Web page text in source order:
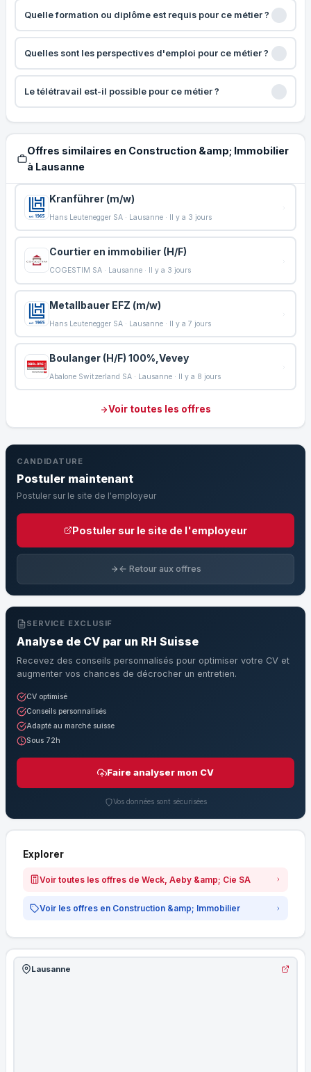
Quelle formation ou diplôme est requis pour ce métier ?
Quelles sont les perspectives d'emploi pour ce métier ?
Le télétravail est-il possible pour ce métier ?
Offres similaires en Construction &amp; Immobilier
à Lausanne
Kranführer (m/w)
Hans Leutenegger SA · Lausanne · Il y a 3 jours
Courtier en immobilier (H/F)
COGESTIM SA · Lausanne · Il y a 3 jours
Metallbauer EFZ (m/w)
Hans Leutenegger SA · Lausanne · Il y a 7 jours
Boulanger (H/F) 100%,Vevey
Abalone Switzerland SA · Lausanne · Il y a 8 jours
Voir toutes les offres
CANDIDATURE
Postuler maintenant
Postuler sur le site de l'employeur
Postuler sur le site de l'employeur
← Retour aux offres
SERVICE EXCLUSIF
Analyse de CV par un RH Suisse
Recevez des conseils personnalisés pour optimiser votre CV et
augmenter vos chances de décrocher un entretien.
CV optimisé
Conseils personnalisés
Adapté au marché suisse
Sous 72h
Faire analyser mon CV
Vos données sont sécurisées
Explorer
Voir toutes les offres de Weck, Aeby &amp; Cie SA
Voir les offres en Construction &amp; Immobilier
Lausanne